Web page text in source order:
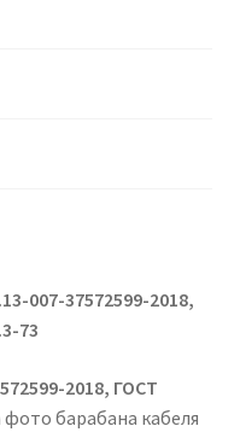
007-37572599-2018,
73
2018, ГОСТ
барабана кабеля